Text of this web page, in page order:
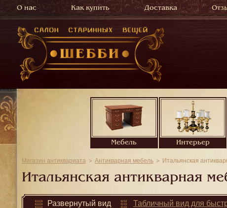
О нас Как купить Доставка
Мебель Интерьер
Магазин антиквариата Антикварная мебель Итальянская
Итальянская антикварная
Развернутый вид Табличный вид для